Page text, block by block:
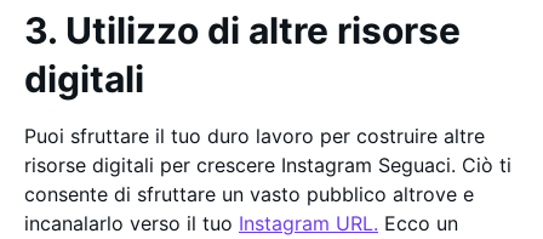
3. Utilizzo di altre risorse
digitali
Puoi sfruttare il tuo duro lavoro per costruire altre
risorse digitali per crescere Instagram Seguaci. Ciò ti
consente di sfruttare un vasto pubblico altrove e
incanalarlo verso il tuo Instagram URL. Ecco un